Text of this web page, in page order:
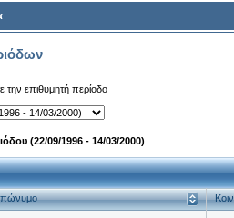
την επιθυμητή περίοδο
(22/09/1996 - 14/03/2000)